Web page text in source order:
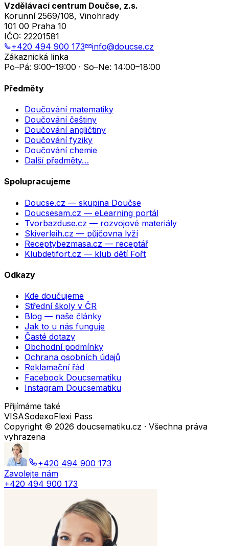
Vzdělávací centrum Doučse, z.s.
Korunní 2569/108, Vinohrady
101 00 Praha 10
IČO: 22201581
+420 494 900 173
info@doucse.cz
Zákaznická linka
Po–Pá: 9:00–19:00 · So–Ne: 14:00–18:00
Předměty
Doučování matematiky
Doučování češtiny
Doučování angličtiny
Doučování fyziky
Doučování chemie
Další předměty…
Spolupracujeme
Doucse.cz — skupina Doučse
Doucsesam.cz — eLearning portál
Tvorbazduse.cz — rozvojové materiály
Skiverleih.cz — půjčovna lyží
Receptybezmasa.cz — receptář
Klubdetifort.cz — klub dětí Fořt
Odkazy
Kde doučujeme
Střední školy v ČR
Blog — naše články
Jak to u nás funguje
Časté dotazy
Obchodní podmínky
Ochrana osobních údajů
Reklamační řád
Facebook Doucsematiku
Instagram Doucsematiku
Přijímáme také
VISASodexoFlexi Pass
Copyright © 2026 doucsematiku.cz · Všechna práva
vyhrazena
+420 494 900 173
Zavolejte nám
+420 494 900 173